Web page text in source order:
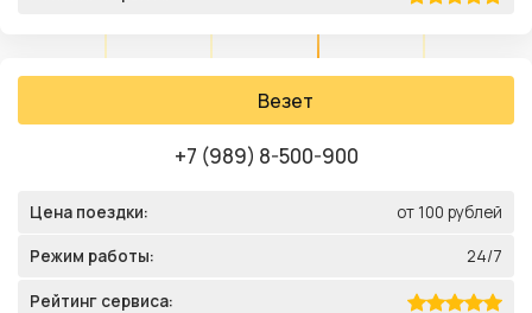
Везет
+7 (989) 8-500-900
Цена поездки: от 100 рублей
Режим работы: 24/7
Рейтинг сервиса: